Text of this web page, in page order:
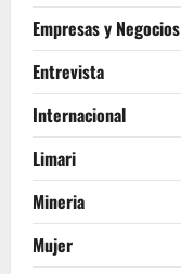
Empresas y Negocios
Entrevista
Internacional
Limari
Mineria
Mujer